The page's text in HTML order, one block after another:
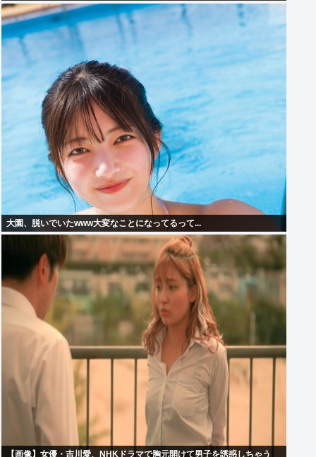
大園、脱いでいたwww大変なことになってるって...
【画像】女優・吉川愛、NHKドラマで胸元開けて男子を誘惑しちゃう